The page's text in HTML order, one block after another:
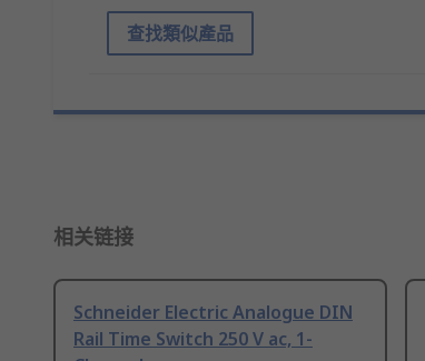
查找類似產品
相关链接
Schneider Electric Analogue DIN
Rail Time Switch 250 V ac, 1-